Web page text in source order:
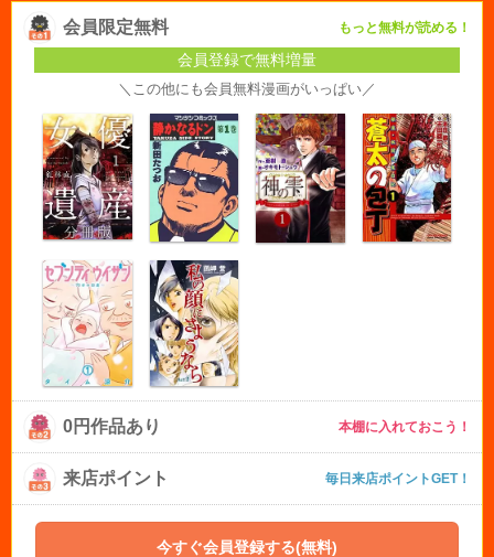
会員限定無料 もっと無料が読める！
会員登録で無料増量
＼この他にも会員無料漫画がいっぱい／
0円作品あり 本棚に入れておこう！
来店ポイント 毎日来店ポイントGET！
今すぐ会員登録する(無料)